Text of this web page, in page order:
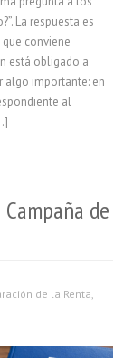
La respuesta es
conviene
está obligado a
algo importante: en
al
de
de la Renta,